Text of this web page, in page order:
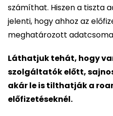
számíthat. Hiszen a tiszta
jelenti, hogy ahhoz az
meghatározott
Láthatjuk tehát, hogy
szolgáltatók előtt,
akár le is tilthatják a
előfizetéseknél.